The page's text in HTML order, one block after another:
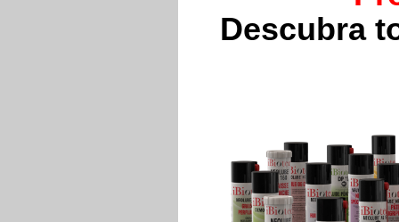
Descubra